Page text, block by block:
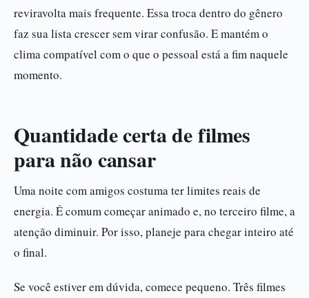
reviravolta mais frequente. Essa troca dentro do gênero
faz sua lista crescer sem virar confusão. E mantém o
clima compatível com o que o pessoal está a fim naquele
momento.
Quantidade certa de filmes
para não cansar
Uma noite com amigos costuma ter limites reais de
energia. É comum começar animado e, no terceiro filme, a
atenção diminuir. Por isso, planeje para chegar inteiro até
o final.
Se você estiver em dúvida, comece pequeno. Três filmes